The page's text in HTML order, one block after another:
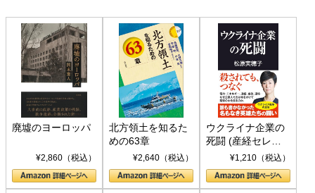
廃墟のヨーロッパ
¥2,860（税込）
北方領土を知るた
めの63章
¥2,640（税込）
ウクライナ企業の
死闘 (産経セレク
ト S 039)¥1,210（税込）